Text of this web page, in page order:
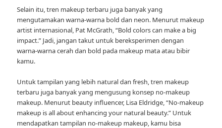
Selain itu, tren makeup terbaru juga banyak yang
mengutamakan warna-warna bold dan neon. Menurut makeup
artist internasional, Pat McGrath, “Bold colors can make a big
impact.” Jadi, jangan takut untuk bereksperimen dengan
warna-warna cerah dan bold pada makeup mata atau bibir
kamu.
Untuk tampilan yang lebih natural dan fresh, tren makeup
terbaru juga banyak yang mengusung konsep no-makeup
makeup. Menurut beauty influencer, Lisa Eldridge, “No-makeup
makeup is all about enhancing your natural beauty.” Untuk
mendapatkan tampilan no-makeup makeup, kamu bisa